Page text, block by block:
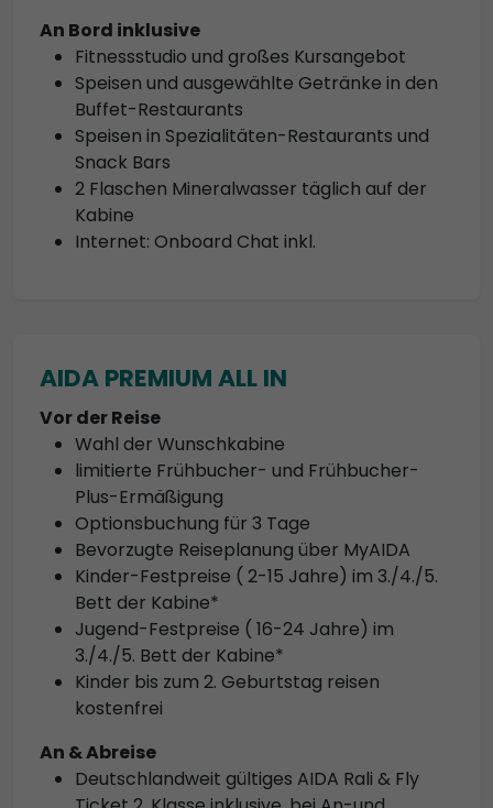
An Bord inklusive
Fitnessstudio und großes Kursangebot
Speisen und ausgewählte Getränke in den
Buffet-Restaurants
Speisen in Spezialitäten-Restaurants und
Snack Bars
2 Flaschen Mineralwasser täglich auf der
Kabine
Internet: Onboard Chat inkl.
AIDA PREMIUM ALL IN
Vor der Reise
Wahl der Wunschkabine
limitierte Frühbucher- und Frühbucher-
Plus-Ermäßigung
Optionsbuchung für 3 Tage
Bevorzugte Reiseplanung über MyAIDA
Kinder-Festpreise ( 2-15 Jahre) im 3./4./5.
Bett der Kabine*
Jugend-Festpreise ( 16-24 Jahre) im
3./4./5. Bett der Kabine*
Kinder bis zum 2. Geburtstag reisen
kostenfrei
An & Abreise
Deutschlandweit gültiges AIDA Rali & Fly